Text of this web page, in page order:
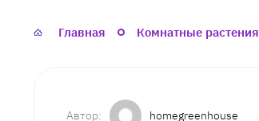
Главная Комнатные растения
homegreenhouse